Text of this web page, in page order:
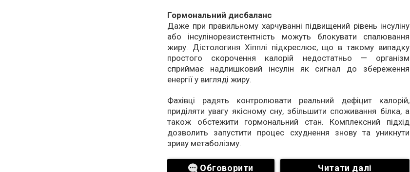
Гормональний дисбаланс
Даже при правильному харчуванні підвищений рівень інсуліну
або інсулінорезистентність можуть блокувати спалювання
жиру. Дієтологиня Хіпплі підкреслює, що в такому випадку
простого скорочення калорій недостатньо — організм
сприймає надлишковий інсулін як сигнал до збереження
енергії у вигляді жиру.
Фахівці радять контролювати реальний дефіцит калорій,
приділяти увагу якісному сну, збільшити споживання білка, а
також обстежити гормональний стан. Комплексний підхід
дозволить запустити процес схуднення знову та уникнути
зриву метаболізму.
Обговорити Читати далі